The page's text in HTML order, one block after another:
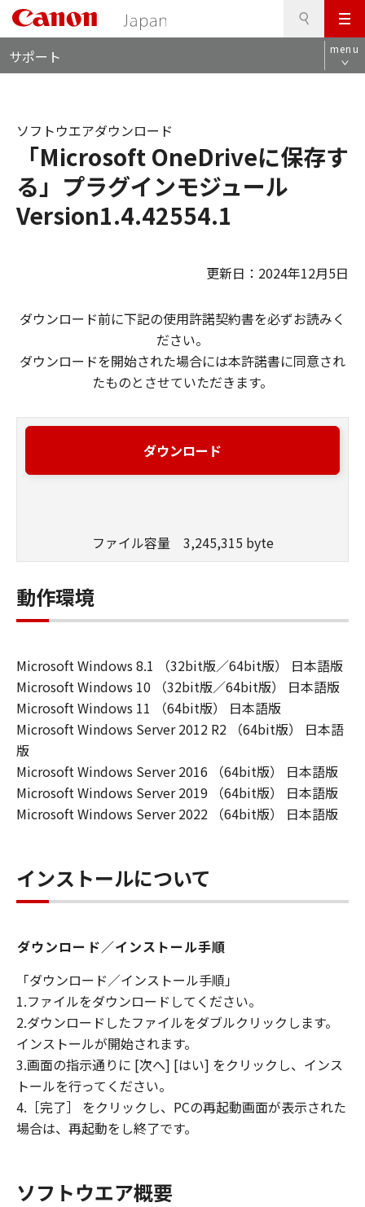
メ
ニ
ュ
サポート menu
「Microsoft OneDriveに保存す
る」プラグインモジュール
Version1.4.42554.1
ソフトウエアダウンロード
更新日：2024年12月5日
ダウンロード前に下記の使用許諾契約書を必ずお読みく
ださい。
ダウンロードを開始された場合には本許諾書に同意され
たものとさせていただきます。
ダウンロード
ファイル容量 3,245,315 byte
動作環境
Microsoft Windows 8.1 （32bit版／64bit版） 日本語版
Microsoft Windows 10 （32bit版／64bit版） 日本語版
Microsoft Windows 11 （64bit版） 日本語版
Microsoft Windows Server 2012 R2 （64bit版） 日本語
版
Microsoft Windows Server 2016 （64bit版） 日本語版
Microsoft Windows Server 2019 （64bit版） 日本語版
Microsoft Windows Server 2022 （64bit版） 日本語版
インストールについて
ダウンロード／インストール手順
「ダウンロード／インストール手順」
1.ファイルをダウンロードしてください。
2.ダウンロードしたファイルをダブルクリックします。
インストールが開始されます。
3.画面の指示通りに [次へ] [はい] をクリックし、インス
トールを行ってください。
4.［完了］ をクリックし、PCの再起動画面が表示された
場合は、再起動をし終了です。
ソフトウエア概要